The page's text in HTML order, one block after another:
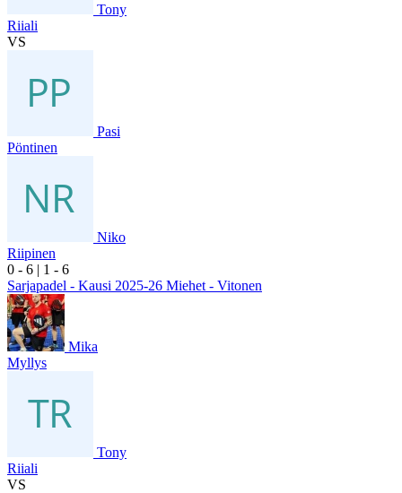
Tony
Riiali
VS
Pasi
Pöntinen
Niko
Riipinen
0 - 6 | 1 - 6
Sarjapadel - Kausi 2025-26 Miehet - Vitonen
Mika
Myllys
Tony
Riiali
VS